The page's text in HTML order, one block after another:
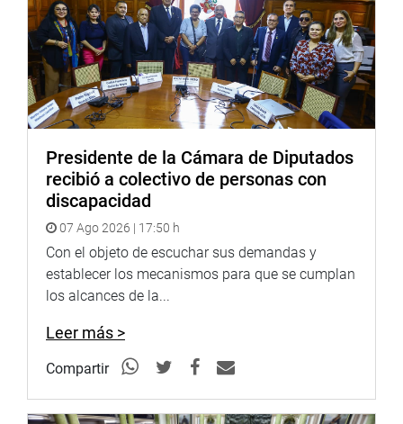
Presidente de la Cámara de Diputados
recibió a colectivo de personas con
discapacidad
07 Ago 2026 | 17:50 h
Con el objeto de escuchar sus demandas y
establecer los mecanismos para que se cumplan
los alcances de la...
Leer más >
Compartir